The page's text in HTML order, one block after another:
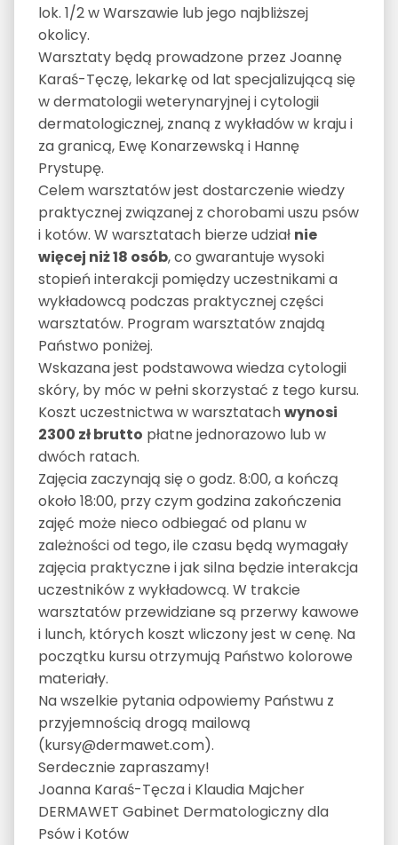
lok. 1/2 w Warszawie lub jego najbliższej
okolicy.
Warsztaty będą prowadzone przez Joannę
Karaś-Tęczę, lekarkę od lat specjalizującą się
w dermatologii weterynaryjnej i cytologii
dermatologicznej, znaną z wykładów w kraju i
za granicą, Ewę Konarzewską i Hannę
Prystupę.
Celem warsztatów jest dostarczenie wiedzy
praktycznej związanej z chorobami uszu psów
i kotów. W warsztatach bierze udział nie
więcej niż 18 osób, co gwarantuje wysoki
stopień interakcji pomiędzy uczestnikami a
wykładowcą podczas praktycznej części
warsztatów. Program warsztatów znajdą
Państwo poniżej.
Wskazana jest podstawowa wiedza cytologii
skóry, by móc w pełni skorzystać z tego kursu.
Koszt uczestnictwa w warsztatachwynosi
2300 zł brutto płatne jednorazowo lub w
dwóch ratach.
Zajęcia zaczynają się o godz. 8:00, a kończą
około 18:00, przy czym godzina zakończenia
zajęć może nieco odbiegać od planu w
zależności od tego, ile czasu będą wymagały
zajęcia praktyczne i jak silna będzie interakcja
uczestników z wykładowcą. W trakcie
warsztatów przewidziane są przerwy kawowe
i lunch, których koszt wliczony jest w cenę. Na
początku kursu otrzymują Państwo kolorowe
materiały.
Na wszelkie pytania odpowiemy Państwu z
przyjemnością drogą mailową
(kursy@dermawet.com).
Serdecznie zapraszamy!
Joanna Karaś-Tęcza i Klaudia Majcher
DERMAWET Gabinet Dermatologiczny dla
Psów i Kotów